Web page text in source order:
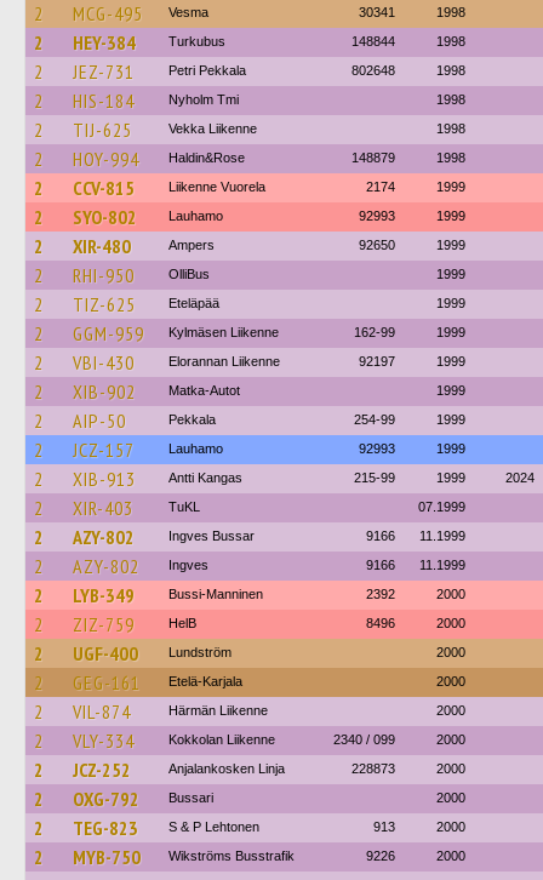
2 MCG-495 Vesma 30341 1998
2 HEY-384 Turkubus 148844 1998
2 JEZ-731 Petri Pekkala 802648 1998
2 HIS-184 Nyholm Tmi 1998
2 TIJ-625 Vekka Liikenne 1998
2 HOY-994 Haldin&Rose 148879 1998
2 CCV-815 Liikenne Vuorela 2174 1999
2 SYO-802 Lauhamo 92993 1999
2 XIR-480 Ampers 92650 1999
2 RHI-950 OlliBus 1999
2 TIZ-625 Eteläpää 1999
2 GGM-959 Kylmäsen Liikenne 162-99 1999
2 VBI-430 Elorannan Liikenne 92197 1999
2 XIB-902 Matka-Autot 1999
2 AIP-50 Pekkala 254-99 1999
2 JCZ-157 Lauhamo 92993 1999
2 XIB-913 Antti Kangas 215-99 1999 2024
2 XIR-403 TuKL 07.1999
2 AZY-802 Ingves Bussar 9166 11.1999
2 AZY-802 Ingves 9166 11.1999
2 LYB-349 Bussi-Manninen 2392 2000
2 ZIZ-759 HelB 8496 2000
2 UGF-400 Lundström 2000
2 GEG-161 Etelä-Karjala 2000
2 VIL-874 Härmän Liikenne 2000
2 VLY-334 Kokkolan Liikenne 2340 / 099 2000
2 JCZ-252 Anjalankosken Linja 228873 2000
2 OXG-792 Bussari 2000
2 TEG-823 S & P Lehtonen 913 2000
2 MYB-750 Wikströms Busstrafik 9226 2000